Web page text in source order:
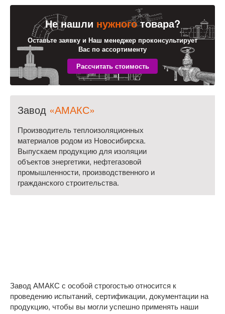
Не нашли нужноготовара?
Оставьте заявку и Наш менеджер проконсультирует
Вас по ассортименту
Завод «АМАКС»
Производитель теплоизоляционных
материалов родом из Новосибирска.
Выпускаем продукцию для изоляции
объектов энергетики, нефтегазовой
промышленности, производственного и
гражданского строительства.
Завод АМАКС с особой строгостью относится к
проведению испытаний, сертификации, документации на
продукцию, чтобы вы могли успешно применять наши